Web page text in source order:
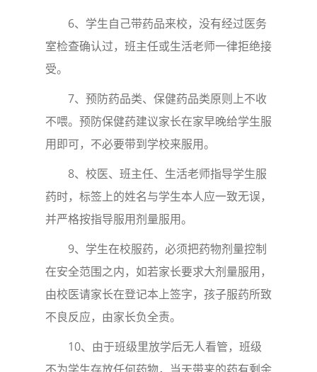
6、学生自己带药品来校，没有经过医务
室检查确认过，班主任或生活老师一律拒绝接
受。
7、预防药品类、保健药品类原则上不收
不喂。预防保健药建议家长在家早晚给学生服
用即可，不必要带到学校来服用。
8、校医、班主任、生活老师指导学生服
药时，标签上的姓名与学生本人应一致无误，
并严格按指导服用剂量服用。
9、学生在校服药，必须把药物剂量控制
在安全范围之内，如若家长要求大剂量服用，
由校医请家长在登记本上签字，孩子服药所致
不良反应，由家长负全责。
10、由于班级里放学后无人看管，班级